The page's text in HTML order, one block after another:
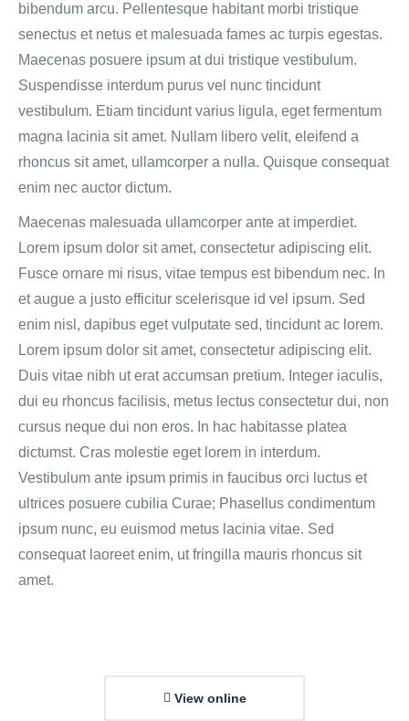
bibendum arcu. Pellentesque habitant morbi tristique
senectus et netus et malesuada fames ac turpis egestas.
Maecenas posuere ipsum at dui tristique vestibulum.
Suspendisse interdum purus vel nunc tincidunt
vestibulum. Etiam tincidunt varius ligula, eget fermentum
magna lacinia sit amet. Nullam libero velit, eleifend a
rhoncus sit amet, ullamcorper a nulla. Quisque consequat
enim nec auctor dictum.
Maecenas malesuada ullamcorper ante at imperdiet.
Lorem ipsum dolor sit amet, consectetur adipiscing elit.
Fusce ornare mi risus, vitae tempus est bibendum nec. In
et augue a justo efficitur scelerisque id vel ipsum. Sed
enim nisl, dapibus eget vulputate sed, tincidunt ac lorem.
Lorem ipsum dolor sit amet, consectetur adipiscing elit.
Duis vitae nibh ut erat accumsan pretium. Integer iaculis,
dui eu rhoncus facilisis, metus lectus consectetur dui, non
cursus neque dui non eros. In hac habitasse platea
dictumst. Cras molestie eget lorem in interdum.
Vestibulum ante ipsum primis in faucibus orci luctus et
ultrices posuere cubilia Curae; Phasellus condimentum
ipsum nunc, eu euismod metus lacinia vitae. Sed
consequat laoreet enim, ut fringilla mauris rhoncus sit
amet.
View online